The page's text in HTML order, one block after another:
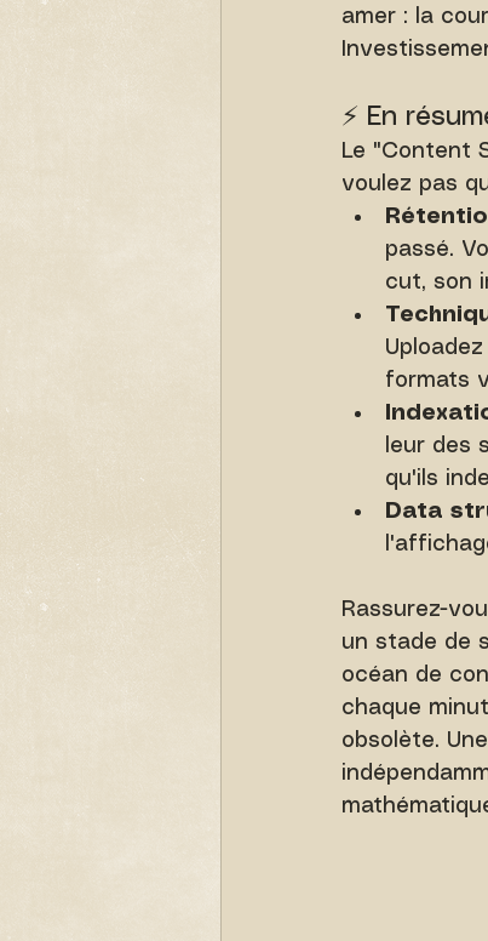
amer : la
⚡️ En
Le "Content
voulez pas
passé.
cut, son
formats
leur des
qu'ils
Data
Rassurez-
un stade de
océan de
chaque
obsolète.